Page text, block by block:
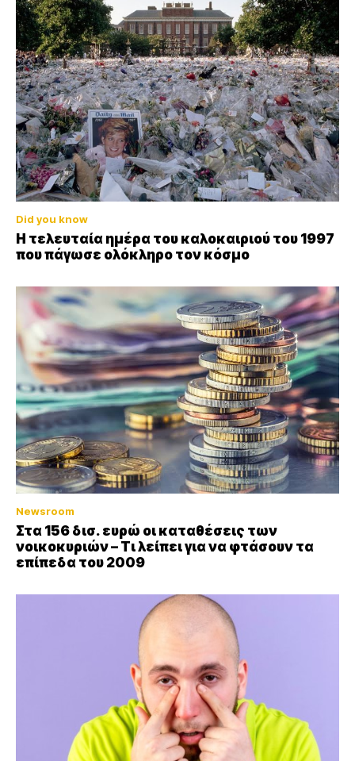
Did you know
Η τελευταία ημέρα του καλοκαιριού του 1997
που πάγωσε ολόκληρο τον κόσμο
Newsroom
Στα 156 δισ. ευρώ οι καταθέσεις των
νοικοκυριών – Τι λείπει για να φτάσουν τα
επίπεδα του 2009